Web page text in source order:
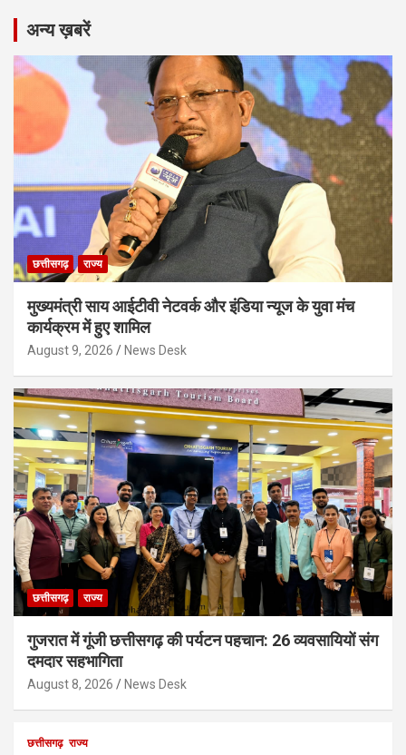
अन्य ख़बरें
छत्तीसगढ़ राज्य
मुख्यमंत्री साय आईटीवी नेटवर्क और इंडिया न्यूज के युवा मंच
कार्यक्रम में हुए शामिल
August 9, 2026 News Desk
छत्तीसगढ़ राज्य
गुजरात में गूंजी छत्तीसगढ़ की पर्यटन पहचान: 26 व्यवसायियों संग
दमदार सहभागिता
August 8, 2026 News Desk
छत्तीसगढ़ राज्य